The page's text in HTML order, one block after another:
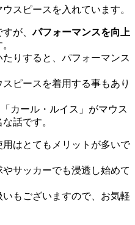
ウスピースを入れています。
すが、パフォーマンスを向上
りすると、パフォーマンス
スピースを着用する事もあり
カール・ルイス」がマウス
話です。
はとてもメリットが多いで
サッカーでも浸透し始めて
もございますので、お気軽